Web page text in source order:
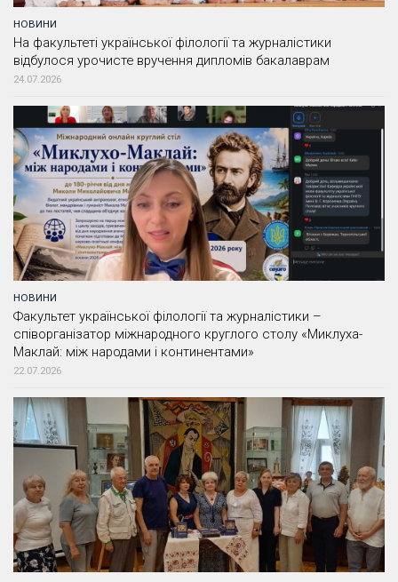
НОВИНИ
На факультеті української філології та журналістики
відбулося урочисте вручення дипломів бакалаврам
24.07.2026
НОВИНИ
Факультет української філології та журналістики –
співорганізатор міжнародного круглого столу «Миклуха-
Маклай: між народами і континентами»
22.07.2026